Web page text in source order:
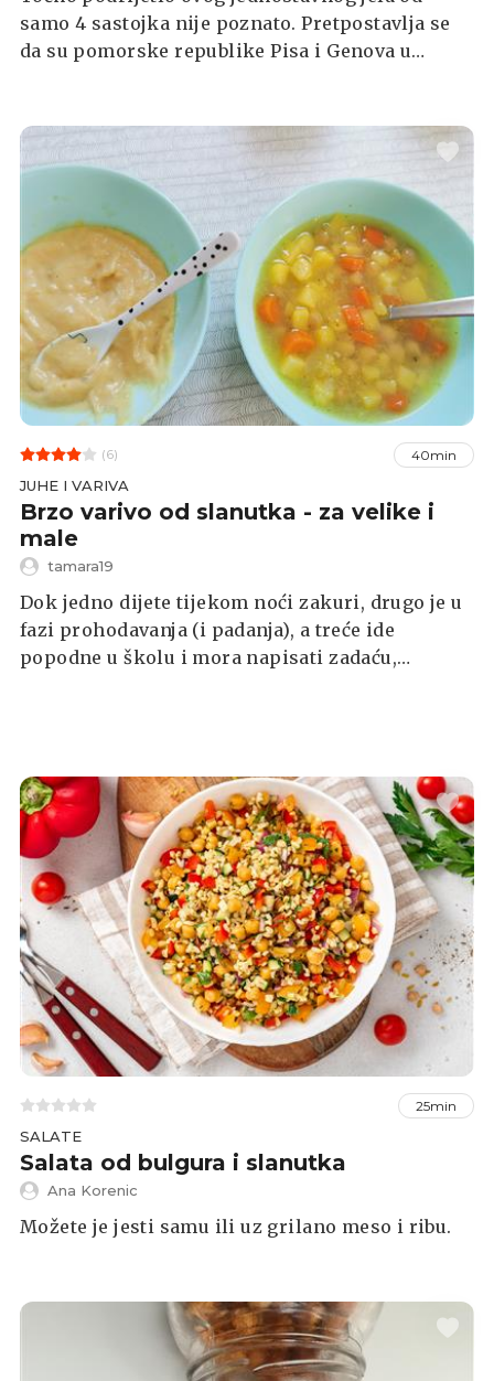
samo 4 sastojka nije poznato. Pretpostavlja se
da su pomorske republike Pisa i Genova u
ovo jelo. Danas se može naći u brojnim
mediteranskim gradovima, gdje se poslužuje
kao ulična hrana. Probajte ovaj jednostavan
recept!
(6) 40min
JUHE I VARIVA
Brzo varivo od slanutka - za velike i
male
tamara19
Dok jedno dijete tijekom noći zakuri, drugo je u
fazi prohodavanja (i padanja), a treće ide
popodne u školu i mora napisati zadaću,
je davno kupila 😅
25min
SALATE
Salata od bulgura i slanutka
Ana Korenic
Možete je jesti samu ili uz grilano meso i ribu.